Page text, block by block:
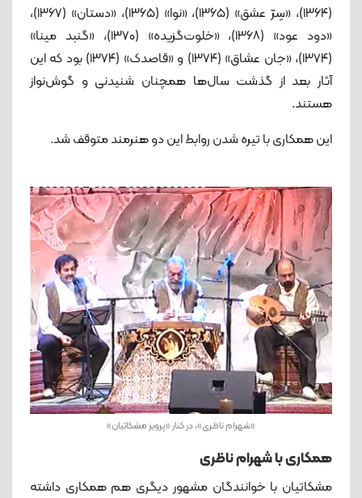
(۱۳۶۴)، «سِرّ عشق» (۱۳۶۵)، «نوا» (۱۳۶۵)، «دستان» (۱۳۶۷)،
«دود عود» (۱۳۶۸)، «خلوت‌گزیده» (۱۳۷۰)، «گنبد مینا»
(۱۳۷۴)، «جان عشاق» (۱۳۷۴) و «قاصدک» (۱۳۷۴) بود که این
آثار بعد از گذشت سال‌ها همچنان شنیدنی و گوش‌نواز
هستند.
این همکاری با تیره شدن روابط این دو هنرمند متوقف شد.
«شهرام ناظری»، در کنار «پرویز مشکاتیان»
همکاری با شهرام ناظری
مشکاتیان با خوانندگان مشهور دیگری هم همکاری داشته